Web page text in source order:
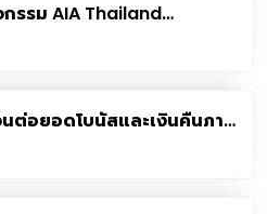
กรรม AIA Thailand
หาสุดยอดนักเตะตัวแทน
บ Grand Final ณ ประเทศ
ต่อยอดโบนัสและเงินคืนภาษี